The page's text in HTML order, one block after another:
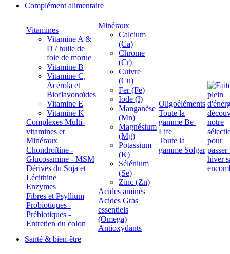
Complément alimentaire
Vitamines
Vitamine A &
D / huile de
foie de morue
Vitamine B
Vitamine C,
Acérola et
Bioflavonoïdes
Vitamine E
Vitamine K
Complexes Multi-
vitamines et
Minéraux
Chondroïtine -
Glucosamine - MSM
Dérivés du Soja et
Lécithine
Enzymes
Fibres et Psyllium
Probiotiques -
Prébiotiques -
Entretien du colon
Minéraux
Calcium
(Ca)
Chrome
(Cr)
Cuivre
(Cu)
Fer (Fe)
Iode (I)
Manganèse
(Mn)
Magnésium
(Mg)
Potassium
(K)
Sélénium
(Se)
Zinc (Zn)
Acides aminés
Acides Gras
essentiels
(Omega)
Antioxydants
Oligoéléments
Toute la
gamme Be-
Life
Toute la
gamme Solgar
Santé & bien-être